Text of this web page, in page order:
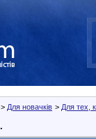
> Для новачків > Для тех,